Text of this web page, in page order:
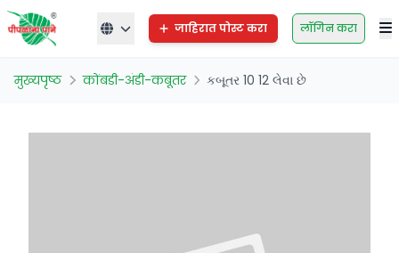
जाहिरात पोस्ट करा लॉगिन करा
मुख्यपृष्ठ कोंबडी-अंडी-कबूतर કબૂતર 10 12 લેવા છે